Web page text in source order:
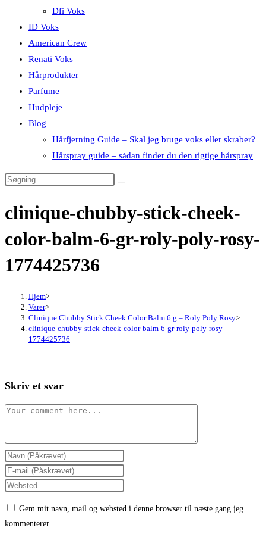
Dfi Voks
ID Voks
American Crew
Renati Voks
Hårprodukter
Parfume
Hudpleje
Blog
Hårfjerning Guide – Skal jeg bruge voks eller skraber?
Hårspray guide – sådan finder du den rigtige hårspray
clinique-chubby-stick-cheek-
color-balm-6-gr-roly-poly-rosy-
1774425736
Hjem>
Varer>
Clinique Chubby Stick Cheek Color Balm 6 g – Roly Poly Rosy>
clinique-chubby-stick-cheek-color-balm-6-gr-roly-poly-rosy-
1774425736
Skriv et svar
Comment
Enter
your
name
Enter
your
Enter
Gem mit navn, mail og websted i denne browser til næste gang jeg
kommenterer.